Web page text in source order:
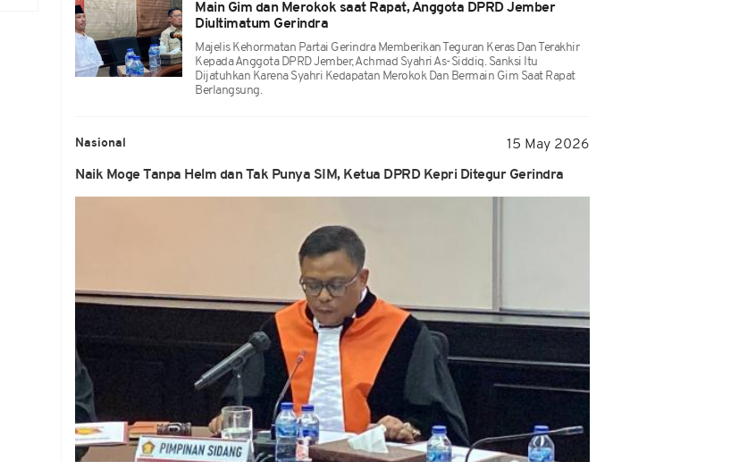
Main Gim dan Merokok saat Rapat, Anggota DPRD Jember
Diultimatum Gerindra
Majelis Kehormatan Partai Gerindra Memberikan Teguran Keras Dan Terakhir
Kepada Anggota DPRD Jember, Achmad Syahri As-Siddiq. Sanksi Itu
Dijatuhkan Karena Syahri Kedapatan Merokok Dan Bermain Gim Saat Rapat
Berlangsung.
Nasional 15 May 2026
Naik Moge Tanpa Helm dan Tak Punya SIM, Ketua DPRD Kepri Ditegur Gerindra